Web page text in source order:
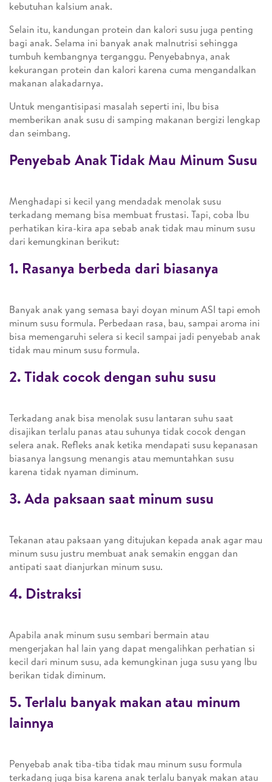
kebutuhan kalsium anak.
Selain itu, kandungan protein dan kalori susu juga penting
bagi anak. Selama ini banyak anak malnutrisi sehingga
tumbuh kembangnya terganggu. Penyebabnya, anak
kekurangan protein dan kalori karena cuma mengandalkan
makanan alakadarnya.
Untuk mengantisipasi masalah seperti ini, Ibu bisa
memberikan anak susu di samping makanan bergizi lengkap
dan seimbang.
Penyebab Anak Tidak Mau Minum Susu
Menghadapi si kecil yang mendadak menolak susu
terkadang memang bisa membuat frustasi. Tapi, coba Ibu
perhatikan kira-kira apa sebab anak tidak mau minum susu
dari kemungkinan berikut:
1. Rasanya berbeda dari biasanya
Banyak anak yang semasa bayi doyan minum ASI tapi emoh
minum susu formula. Perbedaan rasa, bau, sampai aroma ini
bisa memengaruhi selera si kecil sampai jadi penyebab anak
tidak mau minum susu formula.
2. Tidak cocok dengan suhu susu
Terkadang anak bisa menolak susu lantaran suhu saat
disajikan terlalu panas atau suhunya tidak cocok dengan
selera anak. Refleks anak ketika mendapati susu kepanasan
biasanya langsung menangis atau memuntahkan susu
karena tidak nyaman diminum.
3. Ada paksaan saat minum susu
Tekanan atau paksaan yang ditujukan kepada anak agar mau
minum susu justru membuat anak semakin enggan dan
antipati saat dianjurkan minum susu.
4. Distraksi
Apabila anak minum susu sembari bermain atau
mengerjakan hal lain yang dapat mengalihkan perhatian si
kecil dari minum susu, ada kemungkinan juga susu yang Ibu
berikan tidak diminum.
5. Terlalu banyak makan atau minum
lainnya
Penyebab anak tiba-tiba tidak mau minum susu formula
terkadang juga bisa karena anak terlalu banyak makan atau